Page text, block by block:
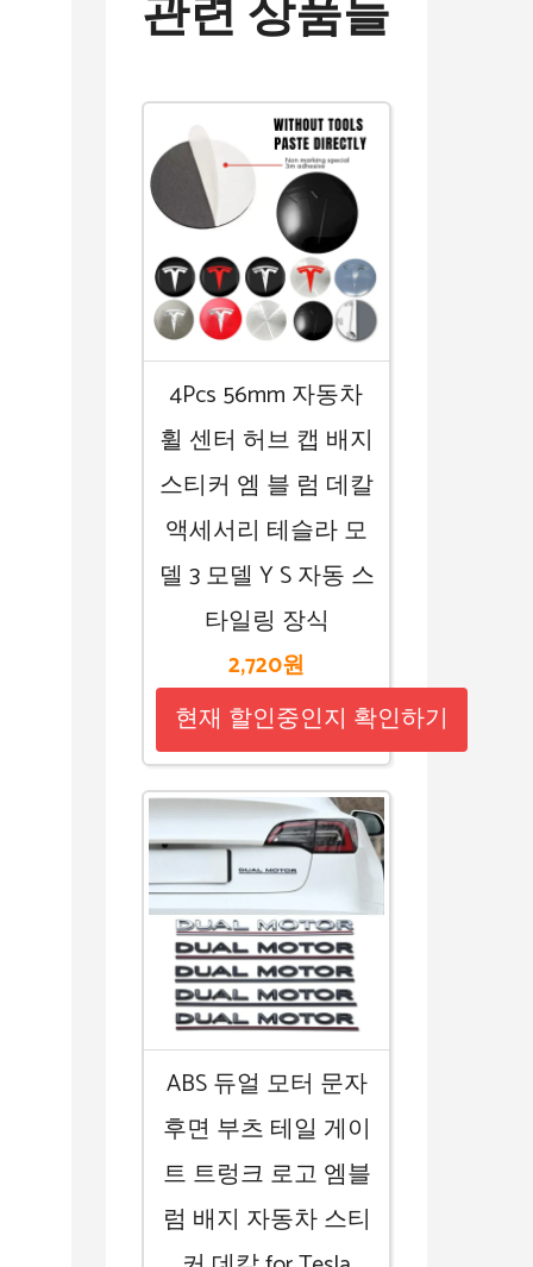
관련 상품들
4Pcs 56mm 자동차
휠 센터 허브 캡 배지
스티커 엠 블 럼 데칼
액세서리 테슬라 모
델 3 모델 Y S 자동 스
타일링 장식
2,720원
현재 할인중인지 확인하기
ABS 듀얼 모터 문자
후면 부츠 테일 게이
트 트렁크 로고 엠블
럼 배지 자동차 스티